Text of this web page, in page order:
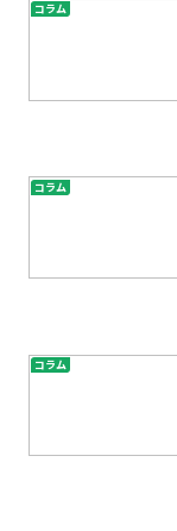
コラム
コラム
コラム